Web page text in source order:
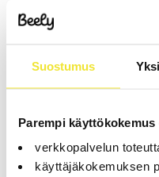
Suostumus
Parempi käyttökokemus
verkkopalvelun
käyttäjäkokemuksen